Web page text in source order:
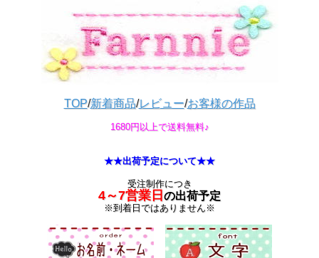
TOP/新着商品/レビュー/お客様の作品
1680円以上で送料無料♪
★★出荷予定について★★
受注制作につき
4～7営業日 の出荷予定
※到着日ではありません※